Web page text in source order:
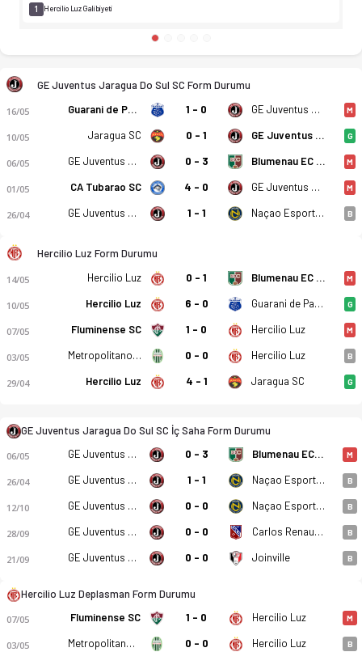
1 Hercilio Luz Galibiyeti
GE Juventus Jaragua Do Sul SC Form Durumu
16/05 Guarani de Palhoca SC 1 - 0 GE Juventus Jaragua Do Sul SC M
10/05 Jaragua SC 0 - 1 GE Juventus Jaragua Do Sul SC G
06/05 GE Juventus Jaragua Do Sul SC 0 - 3 Blumenau EC SC M
01/05 CA Tubarao SC 4 - 0 GE Juventus Jaragua Do Sul SC M
26/04 GE Juventus Jaragua Do Sul SC 1 - 1 Naçao Esportes B
Hercilio Luz Form Durumu
14/05 Hercilio Luz 0 - 1 Blumenau EC SC M
10/05 Hercilio Luz 6 - 0 Guarani de Palhoca SC G
07/05 Fluminense SC 1 - 0 Hercilio Luz M
03/05 Metropolitano SC 0 - 0 Hercilio Luz B
29/04 Hercilio Luz 4 - 1 Jaragua SC G
GE Juventus Jaragua Do Sul SC İç Saha Form Durumu
06/05 GE Juventus Jaragua Do Sul SC 0 - 3 Blumenau EC SC M
26/04 GE Juventus Jaragua Do Sul SC 1 - 1 Naçao Esportes B
12/10 GE Juventus Jaragua Do Sul SC 0 - 0 Naçao Esportes B
28/09 GE Juventus Jaragua Do Sul SC 0 - 0 Carlos Renaux SC B
21/09 GE Juventus Jaragua Do Sul SC 0 - 0 Joinville B
Hercilio Luz Deplasman Form Durumu
07/05 Fluminense SC 1 - 0 Hercilio Luz M
03/05 Metropolitano SC 0 - 0 Hercilio Luz B